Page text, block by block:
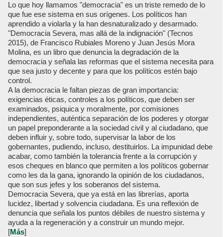
Lo que hoy llamamos "democracia" es un triste remedo de lo
que fue ese sistema en sus orígenes. Los políticos han
aprendido a violarla y la han desnaturalizado y desarmado.
"Democracia Severa, mas allá de la indignación" (Tecnos
2015), de Francisco Rubiales Moreno y Juan Jesús Mora
Molina, es un libro que denuncia la degradación de la
democracia y señala las reformas que el sistema necesita para
que sea justo y decente y para que los políticos estén bajo
control.
A la democracia le faltan piezas de gran importancia:
exigencias éticas, controles a los políticos, que deben ser
examinados, psiquica y moralmente, por comisiones
independientes, auténtica separación de los poderes y otorgar
un papel preponderante a la sociedad civil y al ciudadano, que
deben influir y, sobre todo, supervisar la labor de los
gobernantes, pudiendo, incluso, destituirlos. La impunidad debe
acabar, como también la tolerancia frente a la corrupción y
esos cheques en blanco que permiten a los políticos gobernar
como les da la gana, ignorando la opinión de los ciudadanos,
que son sus jefes y los soberanos del sistema.
Democracia Severa, que ya está en las librerías, aporta
lucidez, libertad y solvencia ciudadana. Es una reflexión de
denuncia que señala los puntos débiles de nuestro sistema y
ayuda a la regeneración y a construir un mundo mejor.
[Más]